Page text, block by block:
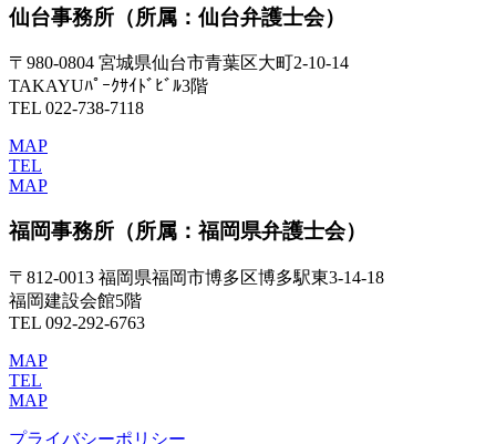
仙台事務所 （所属：仙台弁護士会）
〒980-0804 宮城県仙台市青葉区大町2-10-14
TAKAYUﾊﾟｰｸｻｲﾄﾞﾋﾞﾙ3階
TEL 022-738-7118
MAP
TEL
MAP
福岡事務所 （所属：福岡県弁護士会）
〒812-0013 福岡県福岡市博多区博多駅東3-14-18
福岡建設会館5階
TEL 092-292-6763
MAP
TEL
MAP
プライバシーポリシー